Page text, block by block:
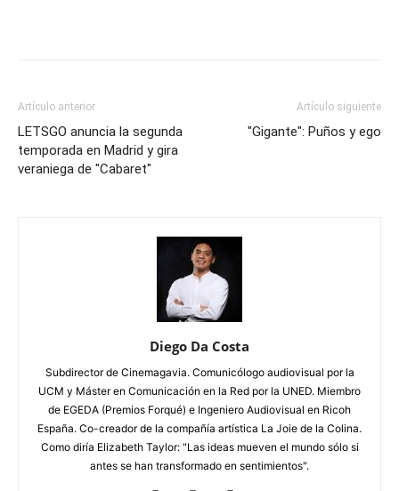
Artículo anterior
LETSGO anuncia la segunda
temporada en Madrid y gira
veraniega de "Cabaret"
Artículo siguiente
"Gigante": Puños y ego
Diego Da Costa
Subdirector de Cinemagavia. Comunicólogo audiovisual por la
UCM y Máster en Comunicación en la Red por la UNED. Miembro
de EGEDA (Premios Forqué) e Ingeniero Audiovisual en Ricoh
España. Co-creador de la compañía artística La Joie de la Colina.
Como diría Elizabeth Taylor: "Las ideas mueven el mundo sólo si
antes se han transformado en sentimientos".